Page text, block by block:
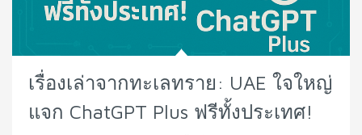
เรื่องเล่าจากทะเลทราย: UAE ใจใหญ่
แจก ChatGPT Plus ฟรีทั้งประเทศ!